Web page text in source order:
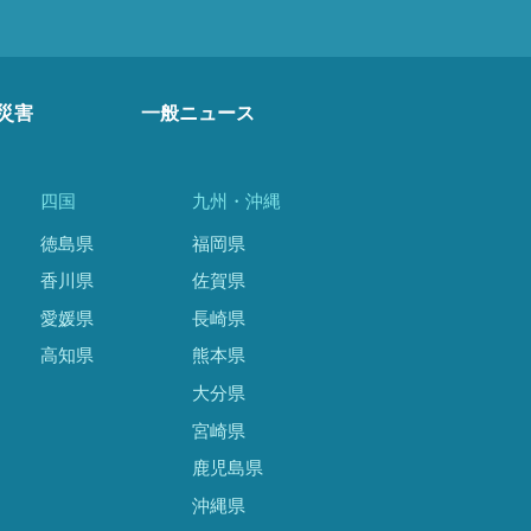
害 一般ニュース
四国
徳島県
香川県
愛媛県
高知県
九州・沖縄
福岡県
佐賀県
長崎県
熊本県
大分県
宮崎県
鹿児島県
沖縄県